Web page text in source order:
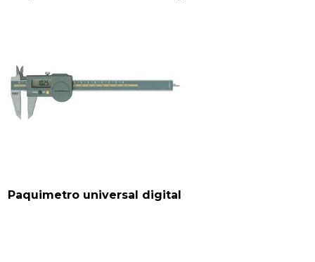
Paquimetro universal digital